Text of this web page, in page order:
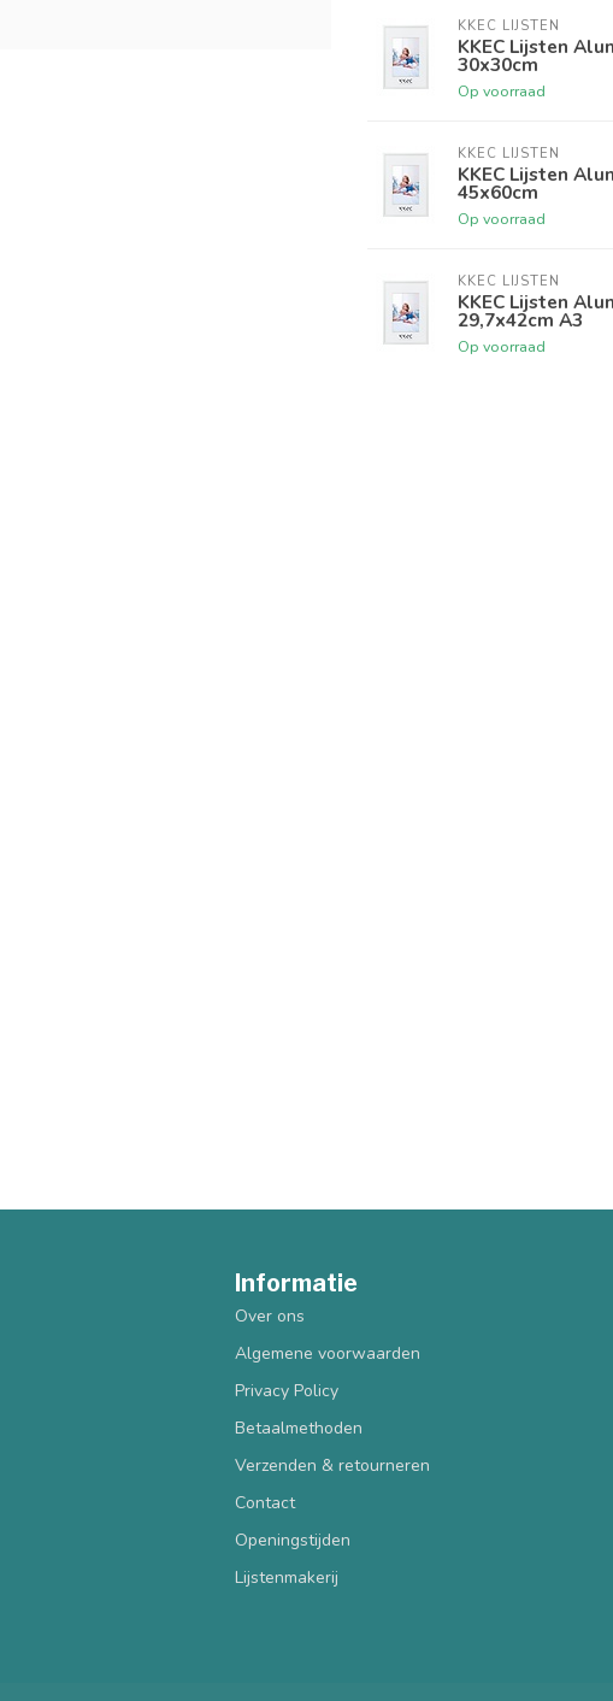
KKEC LIJSTEN
KKEC Lijsten
30x30cm
Op voorraad
KKEC LIJSTEN
KKEC Lijsten
45x60cm
Op voorraad
KKEC LIJSTEN
KKEC Lijsten
29,7x42cm A3
Op voorraad
Informatie
Over ons
Algemene voorwaarden
Privacy Policy
Betaalmethoden
Verzenden & retourneren
Contact
Openingstijden
Lijstenmakerij